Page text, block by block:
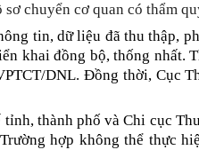
chuyển cơ quan có thẩm
tin, dữ liệu đã thu thập,
khai đồng bộ, thống nhất.
DNL. Đồng thời, Cục
tỉnh, thành phố và Chi cục
hợp không thể thực